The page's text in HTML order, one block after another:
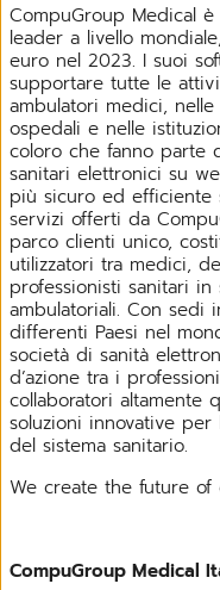
CompuGroup Medical
leader a livello
euro nel 2023. I suoi
supportare tutte le
ambulatori medici,
ospedali e nelle
coloro che fanno parte
sanitari elettronici su
più sicuro ed efficiente
servizi offerti da
parco clienti unico,
utilizzatori tra medici,
professionisti sanitari
ambulatoriali. Con
differenti Paesi nel
società di sanità
d’azione tra i
collaboratori altamente
soluzioni innovative
del sistema sanitario.
We create the future of
CompuGroup Medical